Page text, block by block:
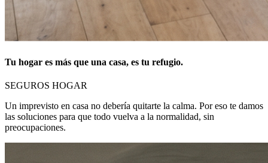
Tu hogar es más que una casa, es tu refugio.
SEGUROS HOGAR
Un imprevisto en casa no debería quitarte la calma. Por eso te damos
las soluciones para que todo vuelva a la normalidad, sin
preocupaciones.